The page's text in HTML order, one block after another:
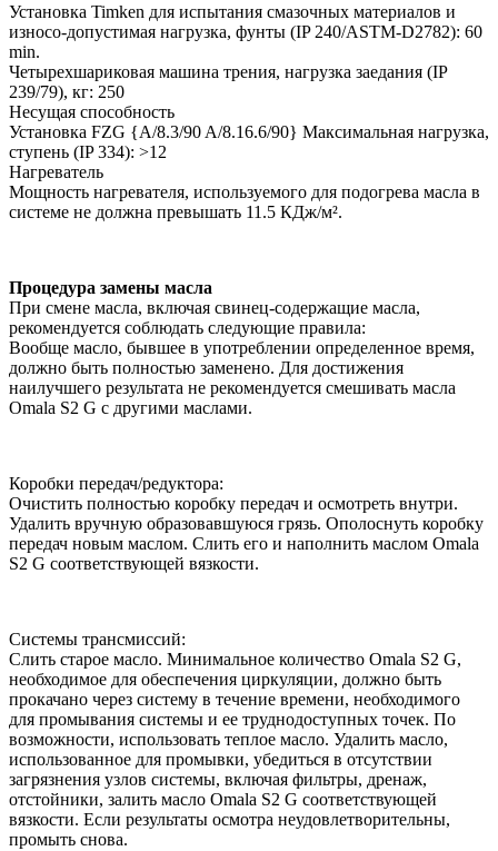
Установка Timken для испытания смазочных материалов и
износо-допустимая нагрузка, фунты (IP 240/ASTM-D2782): 60
min.
Четырехшариковая машина трения, нагрузка заедания (IP
239/79), кг: 250
Несущая способность
Установка FZG {A/8.3/90 A/8.16.6/90} Максимальная нагрузка,
ступень (IP 334): >12
Нагреватель
Мощность нагревателя, используемого для подогрева масла в
системе не должна превышать 11.5 КДж/м².
Процедура замены масла
При смене масла, включая свинец-содержащие масла,
рекомендуется соблюдать следующие правила:
Вообще масло, бывшее в употреблении определенное время,
должно быть полностью заменено. Для достижения
наилучшего результата не рекомендуется смешивать масла
Omala S2 G с другими маслами.
Коробки передач/редуктора:
Очистить полностью коробку передач и осмотреть внутри.
Удалить вручную образовавшуюся грязь. Ополоснуть коробку
передач новым маслом. Слить его и наполнить маслом Omala
S2 G соответствующей вязкости.
Системы трансмиссий:
Слить старое масло. Минимальное количество Omala S2 G,
необходимое для обеспечения циркуляции, должно быть
прокачано через систему в течение времени, необходимого
для промывания системы и ее труднодоступных точек. По
возможности, использовать теплое масло. Удалить масло,
использованное для промывки, убедиться в отсутствии
загрязнения узлов системы, включая фильтры, дренаж,
отстойники, залить масло Omala S2 G соответствующей
вязкости. Если результаты осмотра неудовлетворительны,
промыть снова.